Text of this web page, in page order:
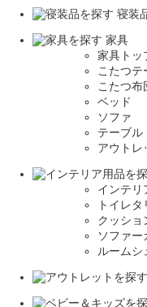
寝装
家具
家具トッ
こたつテ
こたつ布
ベッド
ソファ
テーブル
アウトレ
インテリ
トイレタ
クッショ
ソファー
ルームシ